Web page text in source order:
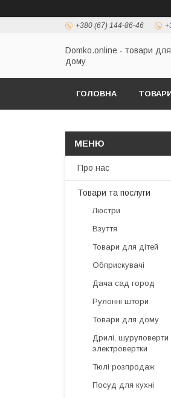
+380 (67) 144-86-46
Domko.online - товари для
дому
ГОЛОВНА
Про нас
Товари та послуги
Люстри
Взуття
Товари для дітей
Обприскувачі
Дача сад город
Рулонні штори
Товари для дому
Дрилі, шуруповерти
электровертки
Тюлі розпродаж
Посуд для кухні